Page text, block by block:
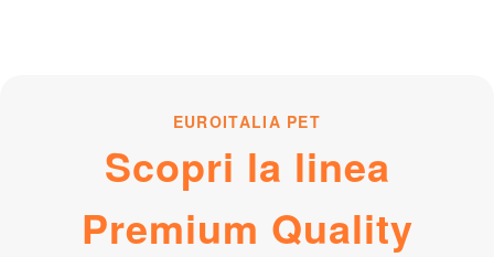
EUROITALIA PET
Scopri la linea
Premium Quality